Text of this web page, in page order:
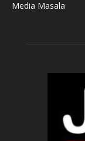
Media Masala